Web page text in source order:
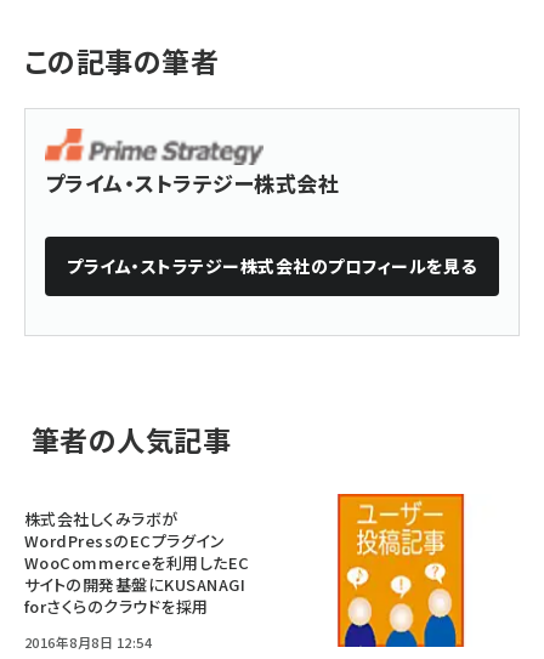
この記事の筆者
プライム・ストラテジー株式会社
プライム・ストラテジー株式会社のプロフィールを見る
筆者の人気記事
株式会社しくみラボが
WordPressのECプラグイン
WooCommerceを利用したEC
サイトの開発基盤にKUSANAGI
forさくらのクラウドを採用
2016年8月8日 12:54